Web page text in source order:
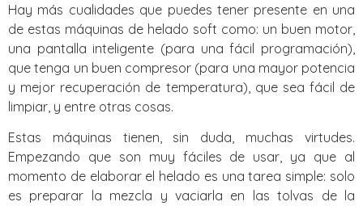
Hay más cualidades que puedes tener presente en una
de estas máquinas de helado soft como: un buen motor,
una pantalla inteligente (para una fácil programación),
que tenga un buen compresor (para una mayor potencia
y mejor recuperación de temperatura), que sea fácil de
limpiar, y entre otras cosas.
Estas máquinas tienen, sin duda, muchas virtudes.
Empezando que son muy fáciles de usar, ya que al
momento de elaborar el helado es una tarea simple: solo
es preparar la mezcla y vaciarla en las tolvas de la